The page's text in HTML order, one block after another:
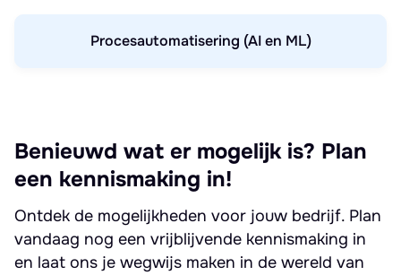
Procesautomatisering (AI en ML)
Benieuwd wat er mogelijk is? Plan
een kennismaking in!
Ontdek de mogelijkheden voor jouw bedrijf. Plan
vandaag nog een vrijblijvende kennismaking in
en laat ons je wegwijs maken in de wereld van